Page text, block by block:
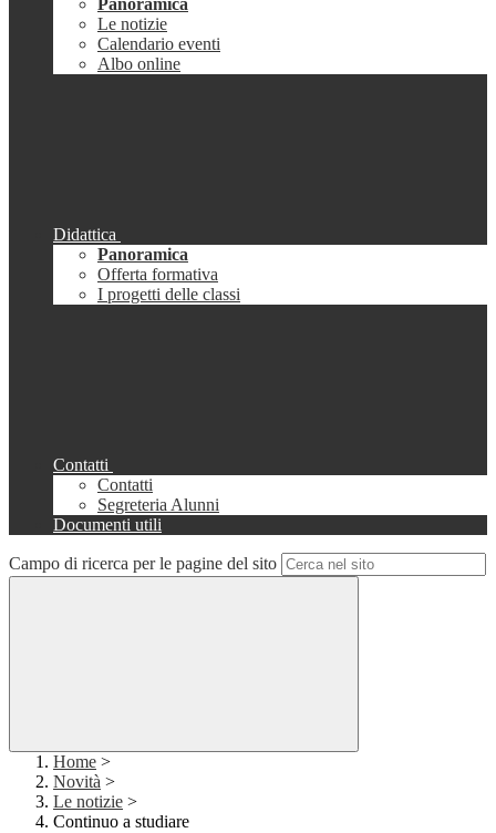
Panoramica
Le notizie
Calendario eventi
Albo online
Didattica
Panoramica
Offerta formativa
I progetti delle classi
Contatti
Contatti
Segreteria Alunni
Documenti utili
Campo di ricerca per le pagine del sito
Home >
Novità >
Le notizie >
Continuo a studiare